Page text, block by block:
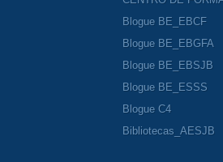
Blogue BE_EBCF
Blogue BE_EBGFA
Blogue BE_EBSJB
Blogue BE_ESSS
Blogue C4
Bibliotecas_AESJB